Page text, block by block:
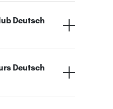
Deutsch
Deutsch